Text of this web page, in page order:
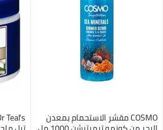
COSMO مقشر الاستحمام بمعدن